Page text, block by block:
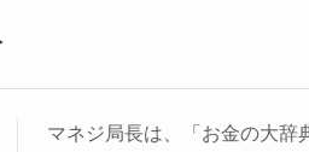
マネジ局長は、「お金の大辞